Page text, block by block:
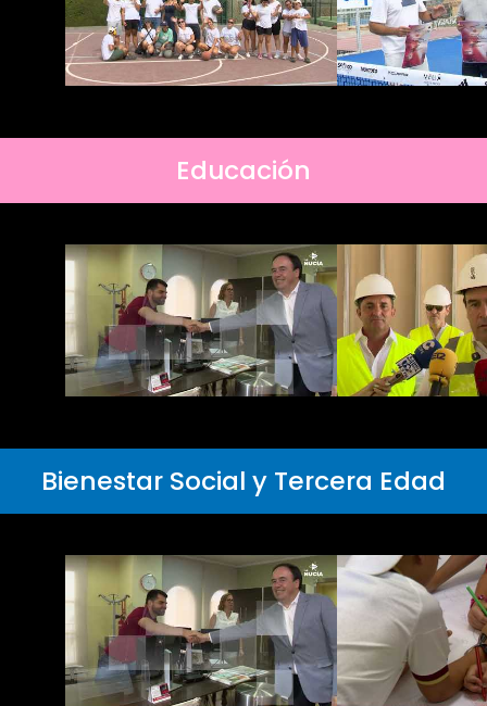
Educación
Bienestar Social y Tercera Edad